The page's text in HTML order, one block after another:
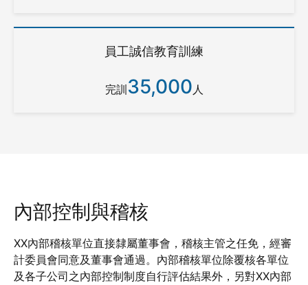
員工誠信教育訓練
完訓 35,000人
內部控制與稽核
XX內部稽核單位直接隸屬董事會，稽核主管之任免，經審
計委員會同意及董事會通過。內部稽核單位除覆核各單位
及各子公司之內部控制制度自行評估結果外，另對XX內部